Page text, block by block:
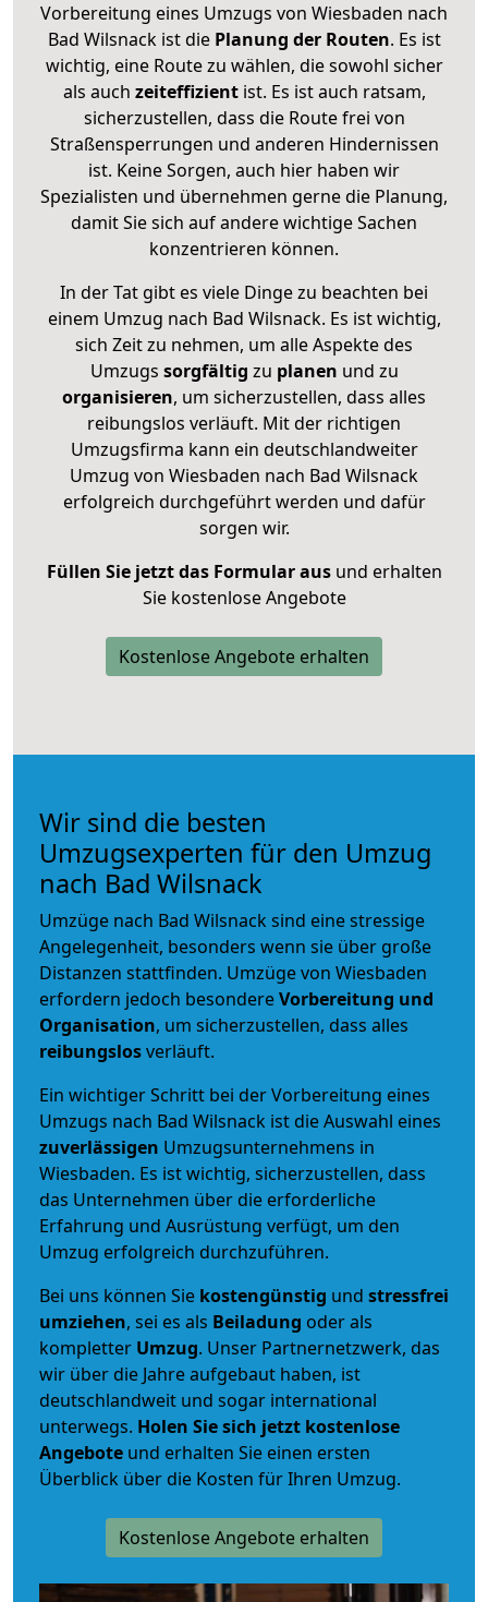
Vorbereitung eines Umzugs von Wiesbaden nach
Bad Wilsnack ist diePlanung der Routen. Es ist
wichtig, eine Route zu wählen, die sowohl sicher
als auch zeiteffizientist. Es ist auch ratsam,
sicherzustellen, dass die Route frei von
Straßensperrungen und anderen Hindernissen
ist. Keine Sorgen, auch hier haben wir
Spezialisten und übernehmen gerne die Planung,
damit Sie sich auf andere wichtige Sachen
konzentrieren können.
In der Tat gibt es viele Dinge zu beachten bei
einem Umzug nach Bad Wilsnack. Es ist wichtig,
sich Zeit zu nehmen, um alle Aspekte des
Umzugs sorgfältig zu planen und zu
organisieren, um sicherzustellen, dass alles
reibungslos verläuft. Mit der richtigen
Umzugsfirma kann ein deutschlandweiter
Umzug von Wiesbaden nach Bad Wilsnack
erfolgreich durchgeführt werden und dafür
sorgen wir.
Füllen Sie jetzt das Formular ausund erhalten
Sie kostenlose Angebote
Kostenlose Angebote erhalten
Wir sind die besten
Umzugsexperten für den Umzug
nach Bad Wilsnack
Umzüge nach Bad Wilsnack sind eine stressige
Angelegenheit, besonders wenn sie über große
Distanzen stattfinden. Umzüge von Wiesbaden
erfordern jedoch besondereVorbereitung und
Organisation, um sicherzustellen, dass alles
reibungslosverläuft.
Ein wichtiger Schritt bei der Vorbereitung eines
Umzugs nach Bad Wilsnack ist die Auswahl eines
zuverlässigen Umzugsunternehmens in
Wiesbaden. Es ist wichtig, sicherzustellen, dass
das Unternehmen über die erforderliche
Erfahrung und Ausrüstung verfügt, um den
Umzug erfolgreich durchzuführen.
Bei uns können Sie kostengünstig und stressfrei
umziehen, sei es als Beiladung oder als
kompletter Umzug. Unser Partnernetzwerk, das
wir über die Jahre aufgebaut haben, ist
deutschlandweit und sogar international
unterwegs. Holen Sie sich jetzt kostenlose
Angebote und erhalten Sie einen ersten
Überblick über die Kosten für Ihren Umzug.
Kostenlose Angebote erhalten